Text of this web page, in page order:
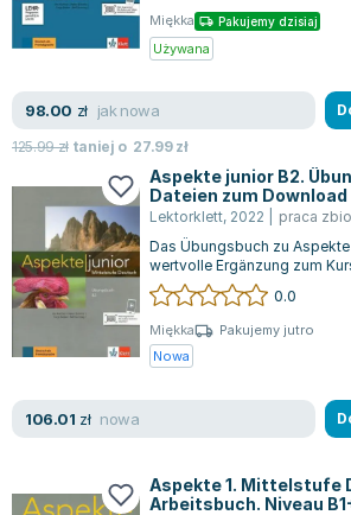
Miękka Pakujemy dzisiaj
Używana
98.00 zł jak nowa
125.99zł taniej o 27.99zł
Aspekte junior B2.
Dateien zum Download
Lektorklett, 2022 praca
Das Übungsbuch zu
wertvolle Ergänzung zum
breite Vielfalt an Übungen und
0.0
Miękka
Pakujemy jutro
Nowa
106.01 zł nowa
Aspekte 1. Mittelstufe
Arbeitsbuch. Niveau